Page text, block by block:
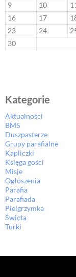
9
10
16
17
23
24
30
Kategorie
Aktualności
BMS
Duszpasterze
Grupy parafialne
Kapliczki
Księga gości
Misje
Ogłoszenia
Parafia
Parafiada
Pielgrzymka
Święta
Turki